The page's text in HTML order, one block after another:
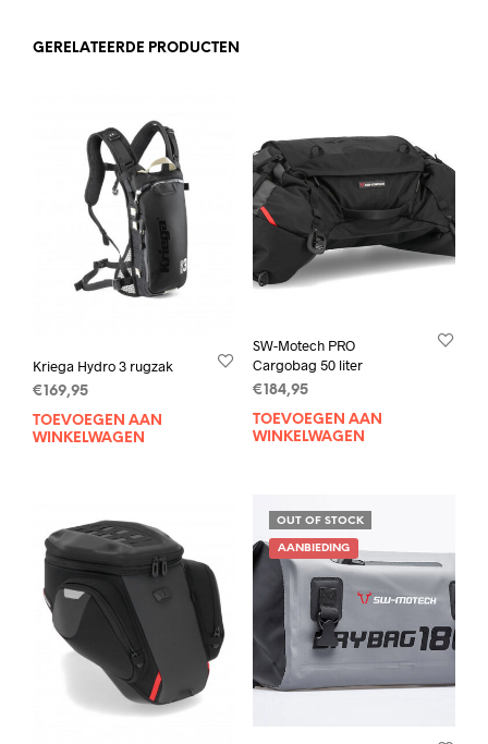
GERELATEERDE PRODUCTEN
Kriega Hydro 3 rugzak
€169,95
TOEVOEGEN AAN
WINKELWAGEN
SW-Motech PRO
Cargobag 50 liter
€ 184,95
TOEVOEGEN AAN
WINKELWAGEN
OUT OF STOCK
AANBIEDING